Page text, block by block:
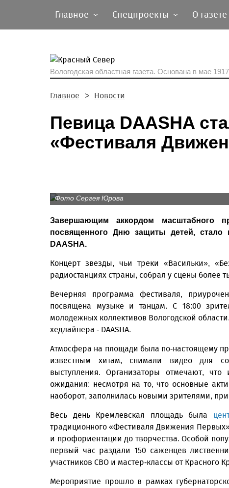
Главное Спецпроекты О газете
Вологодская областная газета. Основана в мае 1917
Главное Новости
Певица DAASHA
«Фестиваля
Фото Сергея Юрова
Завершающим аккордом масштабного
посвященного Дню защиты детей, стало
DAASHA.
Концерт звезды, чьи треки «Васильки»,
радиостанциях страны, собрал у сцены более
Вечерняя программа фестиваля,
посвящена музыке и танцам. С 18:00
молодежных коллективов Вологодской
хедлайнера - DAASHA.
Атмосфера на площади была по-настоящему
известным хитам, снимали видео для
выступления. Организаторы отмечают,
ожидания: несмотря на то, что основные
наоборот, заполнилась новыми зрителями,
Весь день Кремлевская площадь была
традиционного «Фестиваля Движения
и профориентации до творчества. Особой
первый час раздали 150 саженцев
участников СВО и мастер-классы от Красного
Мероприятие прошло в рамках